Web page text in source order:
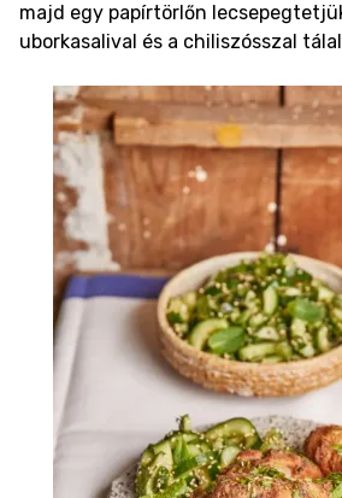
majd egy papírtörlőn
uborkasalival és a chiliszósszal